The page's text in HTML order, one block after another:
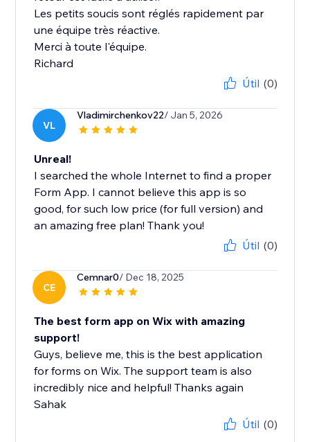
Les petits soucis sont réglés rapidement par
une équipe très réactive.
Merci à toute l'équipe.
Richard
Útil (0)
VL
Vladimirchenkov22/ Jan 5, 2026
Unreal!
I searched the whole Internet to find a proper
Form App. I cannot believe this app is so
good, for such low price (for full version) and
an amazing free plan! Thank you!
Útil (0)
CE
Cemnar0/ Dec 18, 2025
The best form app on Wix with amazing
support!
Guys, believe me, this is the best application
for forms on Wix. The support team is also
incredibly nice and helpful! Thanks again
Sahak
Útil (0)